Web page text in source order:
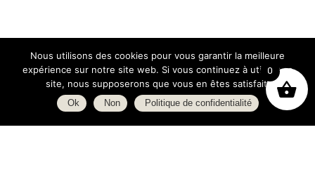
0
Nous utilisons des cookies pour vous garantir la meilleure
expérience sur notre site web. Si vous continuez à utiliser ce
site, nous supposerons que vous en êtes satisfait.
Ok Non Politique de confidentialité